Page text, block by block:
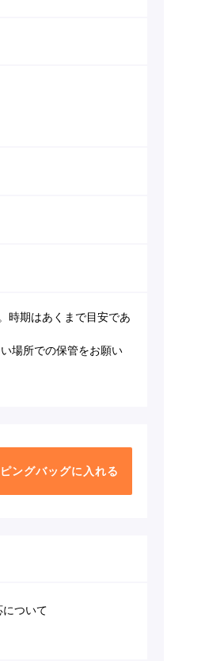
時期はあくまで目安であ
場所での保管をお願い
ングバッグに入れる
ついて